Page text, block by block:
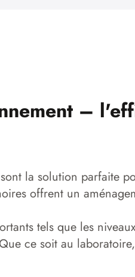
–
la solution parfaite
offrent un
tels que les
ce soit au